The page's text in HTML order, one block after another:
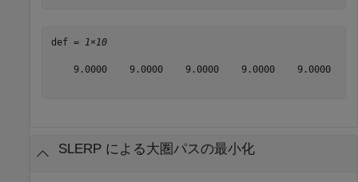
def = 1×10
9.0000    9.0000    9.0000    9.0000    9.0000
SLERP による大圏パスの最小化